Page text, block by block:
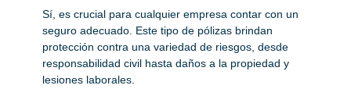
Sí, es crucial para cualquier empresa contar con un
seguro adecuado. Este tipo de pólizas brindan
protección contra una variedad de riesgos, desde
responsabilidad civil hasta daños a la propiedad y
lesiones laborales.